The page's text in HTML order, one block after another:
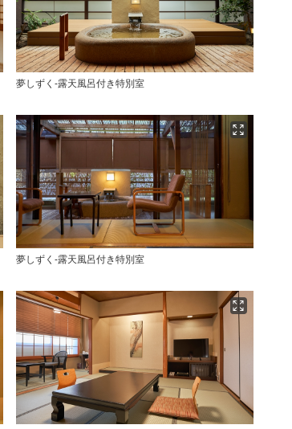
夢しずく-露天風呂付き特別室
夢しずく-露天風呂付き特別室